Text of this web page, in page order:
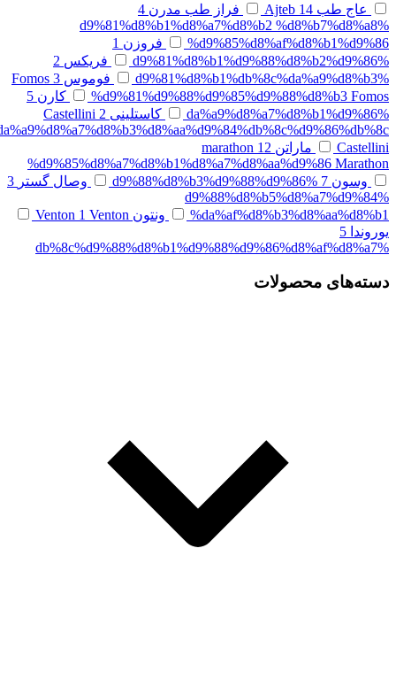
عاج طب 14
Ajteb فراز طب مدرن 4
%d9%81%d8%b1%d8%a7%d8%b2 %d8%b7%d8%a8
%d9%85%d8%af%d8%b1%d9%86
فروزن 1
%d9%81%d8%b1%d9%88%d8%b2%d9%86
فریکس 2
%d9%81%d8%b1%db%8c%da%a9%d8%b3
فوموس Fomos 3
%d9%81%d9%88%d9%85%d9%88%d8%b3 Fomos
کارن 5
%da%a9%d8%a7%d8%b1%d9%86
کاستلینی Castellini 2
Castellini
ماراتن marathon 12
%d9%85%d8%a7%d8%b1%d8%a7%d8%aa%d9%86 Marathon
وسون 7
%d9%88%d8%b3%d9%88%d9%86 وصال گستر 3
%d9%88%d8%b5%d8%a7%d9%84
%da%af%d8%b3%d8%aa%d8%b1
ونتون Venton 1 Venton
یوروندا 5
%db%8c%d9%88%d8%b1%d9%88%d9%86%d8%af%d8%a7
دسته‌های محصولات